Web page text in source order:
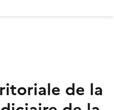
de la